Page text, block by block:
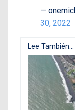
—
30, 2022
Lee También...